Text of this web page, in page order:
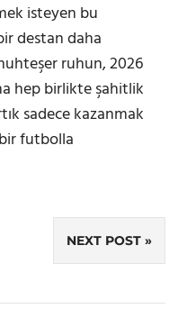
isteyen bu
destan daha
ruhun, 2026
hep birlikte şahitlik
sadece kazanmak
futbolla
NEXT POST